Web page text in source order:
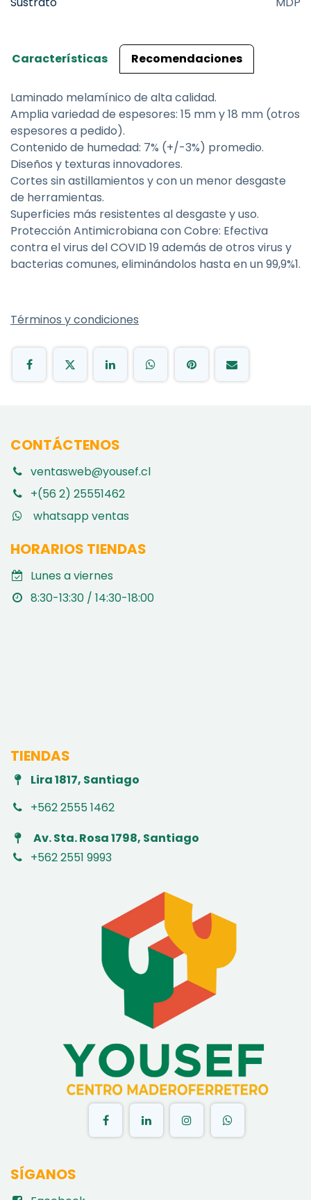
Características Recomendaciones
Laminado melamínico de alta calidad.
Amplia variedad de espesores: 15 mm y 18 mm (otros
espesores a pedido).
Contenido de humedad: 7% (+/-3%) promedio.
Diseños y texturas innovadores.
Cortes sin astillamientos y con un menor desgaste
de herramientas.
Superficies más resistentes al desgaste y uso.
Protección Antimicrobiana con Cobre: Efectiva
contra el virus del COVID 19 además de otros virus y
bacterias comunes, eliminándolos hasta en un 99,9%1.
Términos y condiciones
CONTÁCTENOS
ventasweb@yousef.cl
+(56 2) 25551462
whatsapp ventas
HORARIOS TIENDAS
Lunes a viernes
8:30-13:30 / 14:30-18:00
TIENDAS
Lira 1817, Santiago
+562 2555 1462
Av. Sta. Rosa 1798, Santiago
+562 2551 9993
SÍGANOS